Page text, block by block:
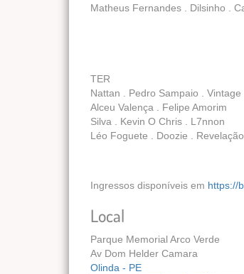
Matheus Fernandes . Dilsinho .
TER
Nattan . Pedro Sampaio . Vintage
Alceu Valença . Felipe Amorim
Silva . Kevin O Chris . L7nnon
Léo Foguete . Doozie . Revelação
Ingressos disponíveis em https://
Local
Parque Memorial Arco Verde
Av Dom Helder Camara
Olinda - PE